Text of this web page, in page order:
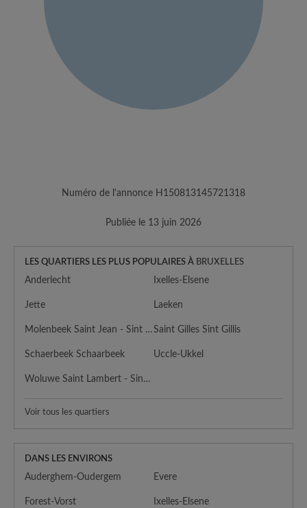
Numéro de l'annonce H150813145721318
Publiée le 13 juin 2026
LES QUARTIERS LES PLUS POPULAIRES À BRUXELLES
Anderlecht Ixelles-Elsene
Jette Laeken
Molenbeek Saint Jean - Sint Jans MolenbeekSaint Gilles Sint Gillis
Schaerbeek Schaarbeek Uccle-Ukkel
Woluwe Saint Lambert - Sint Lambrechts Woluwe
Voir tous les quartiers
DANS LES ENVIRONS
Auderghem-Oudergem Evere
Forest-Vorst Ixelles-Elsene